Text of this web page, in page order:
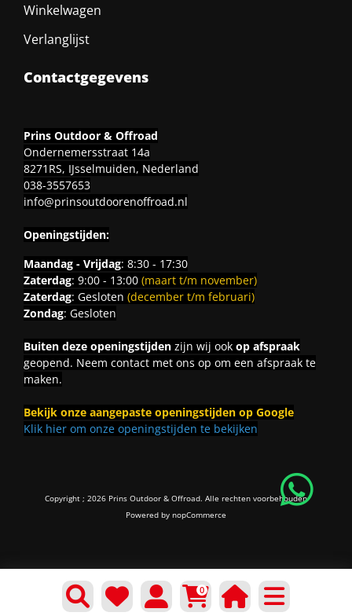
0
Winkelwagen
Verlanglijst
Contactgegevens
Prins Outdoor & Offroad
Ondernemersstraat 14a
8271RS, IJsselmuiden, Nederland
038-3557653
info@prinsoutdoorenoffroad.nl
Openingstijden:
Maandag - Vrijdag: 8:30 - 17:30
Zaterdag: 9:00 - 13:00 (maart t/m november)
Zaterdag: Gesloten (december t/m februari)
Zondag: Gesloten
Buiten deze openingstijdenzijn wij ook op afspraak
geopend. Neem contact met ons op om een afspraak te
maken.
Bekijk onze aangepaste openingstijden op Google
Klik hier om onze openingstijden te bekijken
Copyright ; 2026 Prins Outdoor & Offroad. Alle rechten voorbehouden
Powered by nopCommerce